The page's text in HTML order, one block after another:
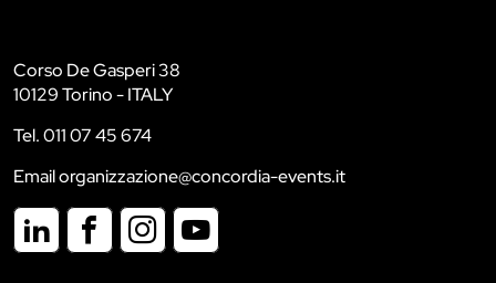
Corso De Gasperi 38
10129 Torino - ITALY
Tel. 011 07 45 674
Email organizzazione@concordia-events.it